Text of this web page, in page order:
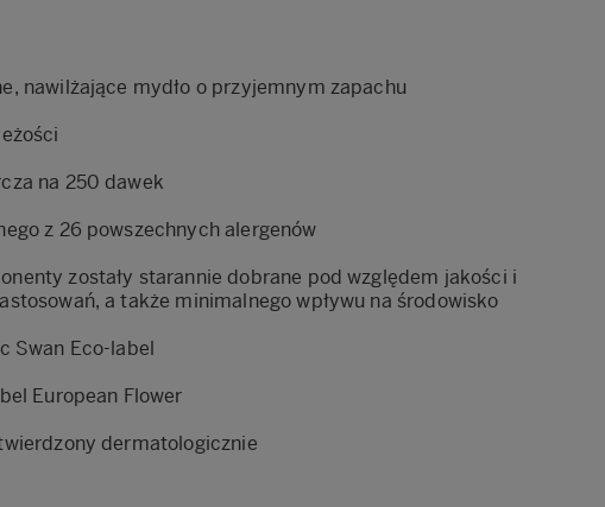
nawilżające mydło o przyjemnym zapachu
na 250 dawek
z 26 powszechnych alergenów
zostały starannie dobrane pod względem jakości i
a także minimalnego wpływu na środowisko
Swan Eco-label
European Flower
dermatologicznie